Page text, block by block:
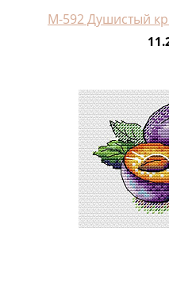
М-592 Душистый